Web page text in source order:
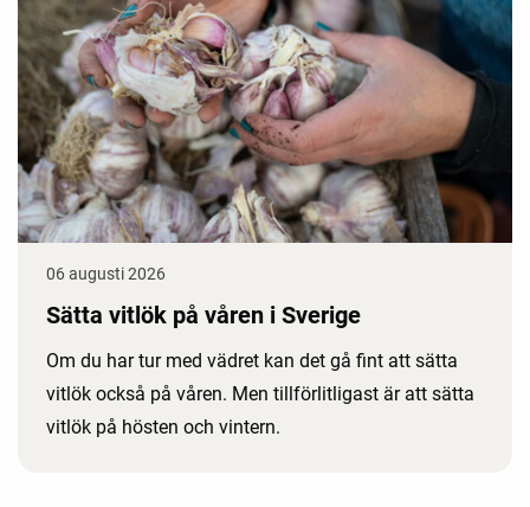
06 augusti 2026
Sätta vitlök på våren i Sverige
Om du har tur med vädret kan det gå fint att sätta
vitlök också på våren. Men tillförlitligast är att sätta
vitlök på hösten och vintern.